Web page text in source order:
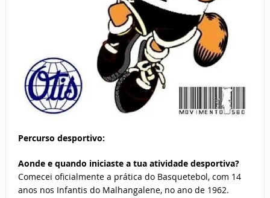
Percurso desportivo:
Aonde e quando iniciaste a tua atividade desportiva?
Comecei oficialmente a prática do Basquetebol, com 14
anos nos Infantis do Malhangalene, no ano de 1962.